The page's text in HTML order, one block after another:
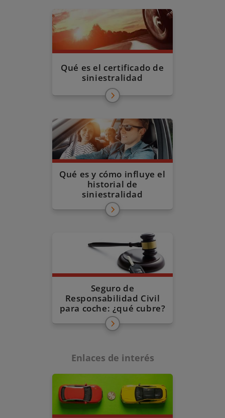
Qué es el certificado de
siniestralidad
Qué es y cómo influye el
historial de
siniestralidad
Seguro de
Responsabilidad Civil
para coche: ¿qué cubre?
Enlaces de interés